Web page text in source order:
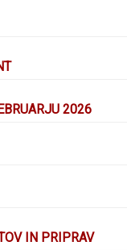
2026
IN PRIPRAV